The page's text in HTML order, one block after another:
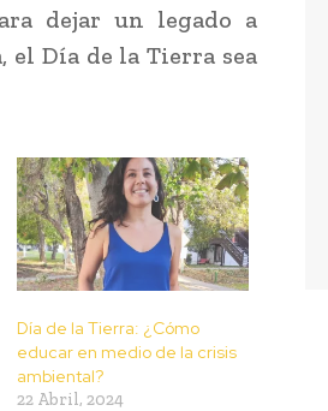
dejar un legado a
el Día de la Tierra sea
Día de la Tierra: ¿Cómo
educar en medio de la crisis
ambiental?
22 Abril, 2024